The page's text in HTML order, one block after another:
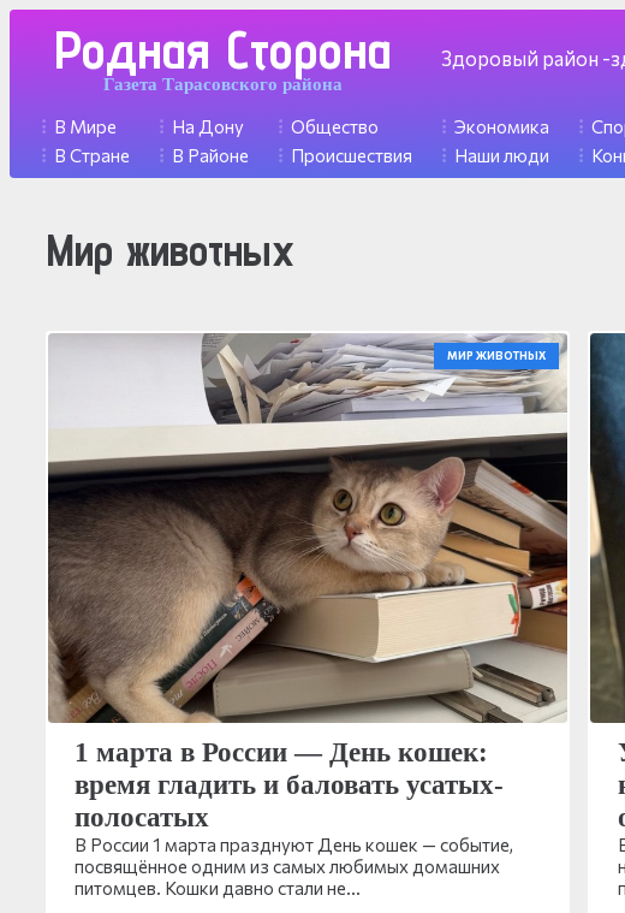
Родная Сторона
Газета Тарасовского района
Здоровый район -
В Мире
В Стране
На Дону
В Районе
Общество
Происшествия
Экономика
Наши люди
Мир животных
МИР ЖИВОТНЫХ
1 марта в России — День кошек:
время гладить и баловать усатых-
полосатых
В России 1 марта празднуют День кошек — событие,
посвящённое одним из самых любимых домашних
питомцев. Кошки давно стали не…